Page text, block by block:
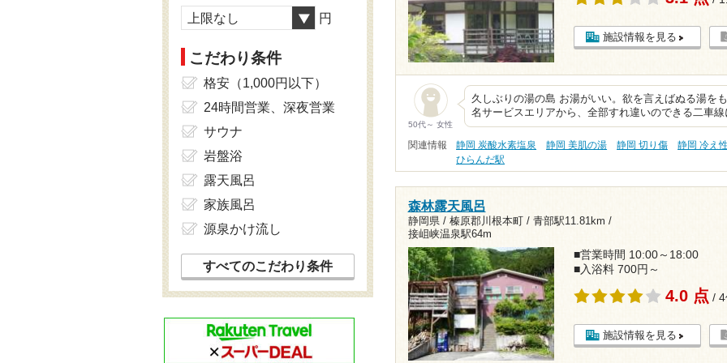
施設情報を見る
50代～ 女性
久しぶりの湯の島 お湯がいい。欲を言えばぬる湯を
名サービスエリアから、全部すれ違いのできる二車
関連情報 静岡 炭酸水素塩泉 静岡 美肌の湯 静岡 切り傷
静岡 冷え
ひらんだ駅
森林露天風呂
静岡県 / 榛原郡川根本町 / 青部駅11.81km /
接岨峡温泉駅64m
■営業時間 10:00～18:00
■入浴料 700円～
4.0 点 /
施設情報を見る
上限なし 円
こだわり条件
格安（1,000円以下）
24時間営業、深夜営業
サウナ
岩盤浴
露天風呂
家族風呂
源泉かけ流し
すべてのこだわり条件